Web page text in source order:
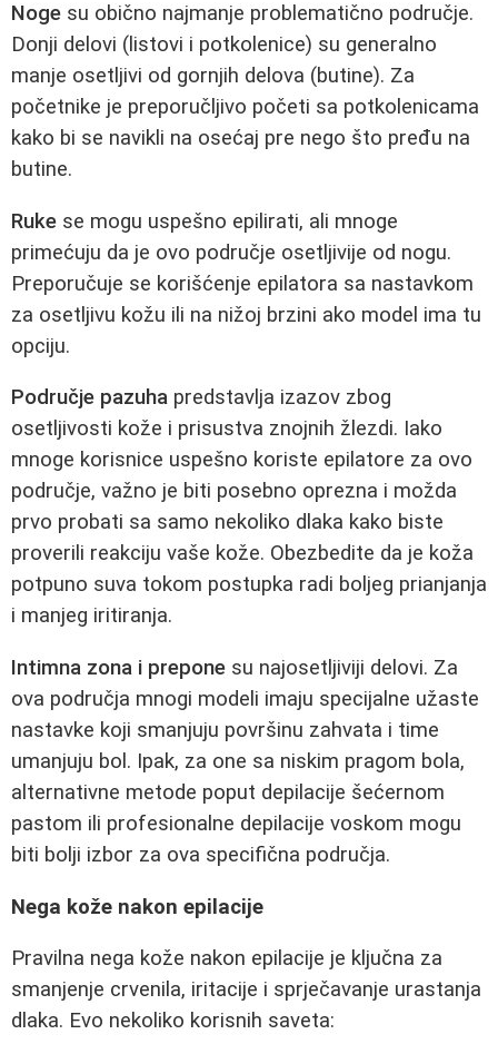
Noge su obično najmanje problematično područje.
Donji delovi (listovi i potkolenice) su generalno
manje osetljivi od gornjih delova (butine). Za
početnike je preporučljivo početi sa potkolenicama
kako bi se navikli na osećaj pre nego što pređu na
butine.
Ruke se mogu uspešno epilirati, ali mnoge
primećuju da je ovo područje osetljivije od nogu.
Preporučuje se korišćenje epilatora sa nastavkom
za osetljivu kožu ili na nižoj brzini ako model ima tu
opciju.
Područje pazuha predstavlja izazov zbog
osetljivosti kože i prisustva znojnih žlezdi. Iako
mnoge korisnice uspešno koriste epilatore za ovo
područje, važno je biti posebno oprezna i možda
prvo probati sa samo nekoliko dlaka kako biste
proverili reakciju vaše kože. Obezbedite da je koža
potpuno suva tokom postupka radi boljeg prianjanja
i manjeg iritiranja.
Intimna zona i prepone su najosetljiviji delovi. Za
ova područja mnogi modeli imaju specijalne užaste
nastavke koji smanjuju površinu zahvata i time
umanjuju bol. Ipak, za one sa niskim pragom bola,
alternativne metode poput depilacije šećernom
pastom ili profesionalne depilacije voskom mogu
biti bolji izbor za ova specifična područja.
Nega kože nakon epilacije
Pravilna nega kože nakon epilacije je ključna za
smanjenje crvenila, iritacije i sprječavanje urastanja
dlaka. Evo nekoliko korisnih saveta: